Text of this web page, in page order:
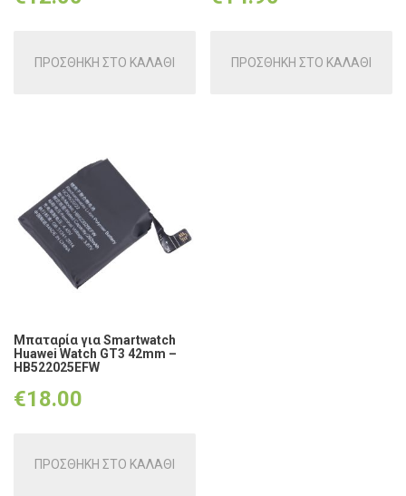
ΠΡΟΣΘΗΚΗ ΣΤΟ ΚΑΛΑΘΙ ΠΡΟΣΘΗΚΗ ΣΤΟ ΚΑΛΑΘΙ
Μπαταρία για Smartwatch
Huawei Watch GT3 42mm –
HB522025EFW
€18.00
ΠΡΟΣΘΗΚΗ ΣΤΟ ΚΑΛΑΘΙ